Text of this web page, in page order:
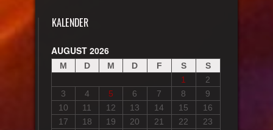
KALENDER
AUGUST 2026
M D M D F S
S
1
2
3
4 5 6 7 8
9
10
11 12 13 14 15
16
17
18 19 20 21 22
23